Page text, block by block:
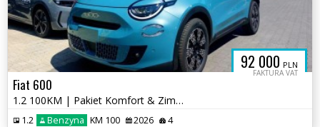
92 000 PLN
FAKTURA VAT
Fiat 600
1.2 100KM | Pakiet Komfort & Zimowy | Kamera Cofania | Salon PL
1.2 Benzyna KM 100 2026 4